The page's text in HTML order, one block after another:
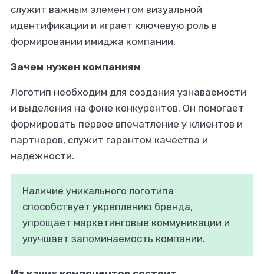
служит важным элементом визуальной
идентификации и играет ключевую роль в
формировании имиджа компании.
Зачем нужен компаниям
Логотип необходим для создания узнаваемости
и выделения на фоне конкурентов. Он помогает
формировать первое впечатление у клиентов и
партнеров, служит гарантом качества и
надежности.
Наличие уникального логотипа
способствует укреплению бренда,
упрощает маркетинговые коммуникации и
улучшает запоминаемость компании.